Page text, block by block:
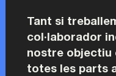
Tant si
col·laborador
nostre objectiu
totes les parts